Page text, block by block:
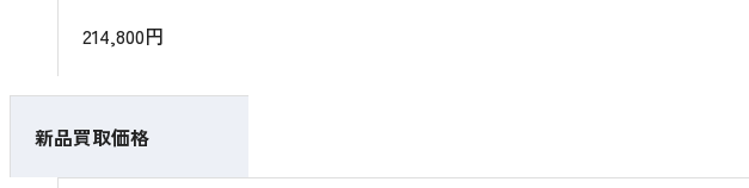
214,800円
新品買取価格